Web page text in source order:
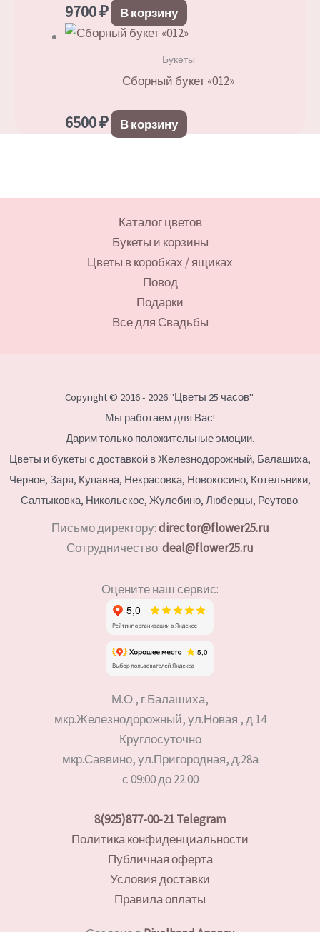
9700₽ В корзину
Букеты
Сборный букет «012»
6500₽ В корзину
Каталог цветов
Букеты и корзины
Цветы в коробках / ящиках
Повод
Подарки
Все для Свадьбы
Copyright © 2016 - 2026 "Цветы 25 часов"
Мы работаем для Вас!
Дарим только положительные эмоции.
Цветы и букеты с доставкой в Железнодорожный, Балашиха,
Черное, Заря, Купавна, Некрасовка, Новокосино, Котельники,
Салтыковка, Никольское, Жулебино, Люберцы, Реутово.
Письмо директору:director@flower25.ru
Сотрудничество:deal@flower25.ru
Оцените наш сервис:
М.О., г.Балашиха,
мкр.Железнодорожный, ул.Новая , д.14
Круглосуточно
мкр.Саввино, ул.Пригородная, д.28а
с 09:00 до 22:00
8(925)877-00-21Telegram
Политика конфиденциальности
Публичная оферта
Условия доставки
Правила оплаты